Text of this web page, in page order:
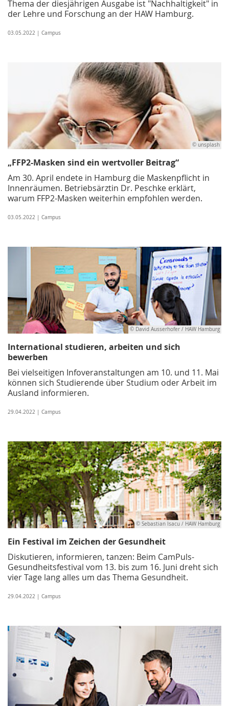
Thema der diesjährigen Ausgabe ist "Nachhaltigkeit" in
der Lehre und Forschung an der HAW Hamburg.
03.05.2022 | Campus
© unsplash
„FFP2-Masken sind ein wertvoller Beitrag“
Am 30. April endete in Hamburg die Maskenpflicht in
Innenräumen. Betriebsärztin Dr. Peschke erklärt,
warum FFP2-Masken weiterhin empfohlen werden.
03.05.2022 | Campus
© David Ausserhofer / HAW Hamburg
International studieren, arbeiten und sich
bewerben
Bei vielseitigen Infoveranstaltungen am 10. und 11. Mai
können sich Studierende über Studium oder Arbeit im
Ausland informieren.
29.04.2022 | Campus
© Sebastian Isacu / HAW Hamburg
Ein Festival im Zeichen der Gesundheit
Diskutieren, informieren, tanzen: Beim CamPuls-
Gesundheitsfestival vom 13. bis zum 16. Juni dreht sich
vier Tage lang alles um das Thema Gesundheit.
29.04.2022 | Campus